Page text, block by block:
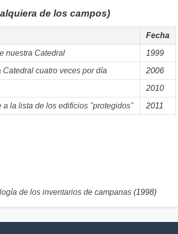
de los campos)
Fecha
nuestra Catedral 1999
cuatro veces por día 2006
2010
a la lista de los edificios "protegidos" 2011
de los inventarios de campanas (1998)